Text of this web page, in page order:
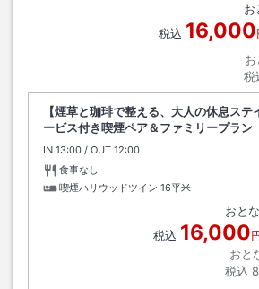
お
税込 16,000
税
【煙草と珈琲で整える、大人の休息ス
ービス付き喫煙ペア＆ファミリープラン
IN チェックイン
13:00 / OUT チェックアウト
12:00
食事なし
喫煙ハリウッドツイン 16平米
おとな
税込 16,000
おと
税込